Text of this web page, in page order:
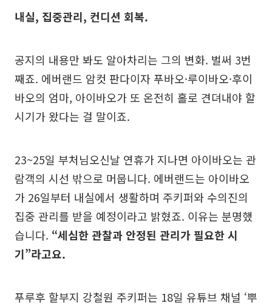
내실, 집중관리, 컨디션 회복.
공지의 내용만 봐도 알아차리는 그의 변화. 벌써 3번
째죠. 에버랜드 암컷 판다이자 푸바오·루이바오·후이
바오의 엄마, 아이바오가 또 온전히 홀로 견뎌내야 할
시기가 왔다는 걸 말이죠.
23~25일 부처님오신날 연휴가 지나면 아이바오는 관
람객의 시선 밖으로 머뭅니다. 에버랜드는 아이바오
가 26일부터 내실에서 생활하며 주키퍼와 수의진의
집중 관리를 받을 예정이라고 밝혔죠. 이유는 분명했
습니다. “세심한 관찰과 안정된 관리가 필요한 시
기”라고요.
푸루후 할부지 강철원 주키퍼는 18일 유튜브 채널 ‘뿌